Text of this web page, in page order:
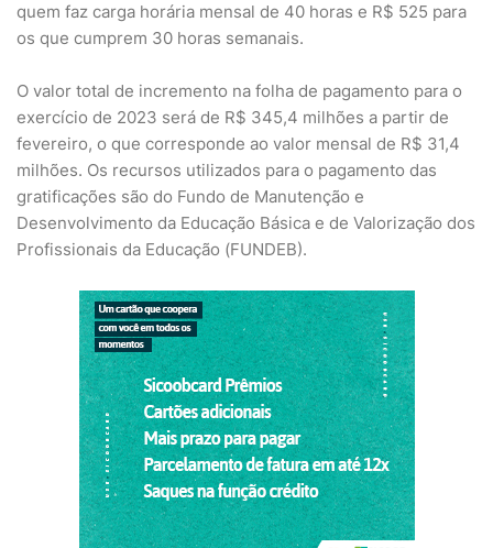
quem faz carga horária mensal de 40 horas e R$ 525 para
os que cumprem 30 horas semanais.
O valor total de incremento na folha de pagamento para o
exercício de 2023 será de R$ 345,4 milhões a partir de
fevereiro, o que corresponde ao valor mensal de R$ 31,4
milhões. Os recursos utilizados para o pagamento das
gratificações são do Fundo de Manutenção e
Desenvolvimento da Educação Básica e de Valorização dos
Profissionais da Educação (FUNDEB).